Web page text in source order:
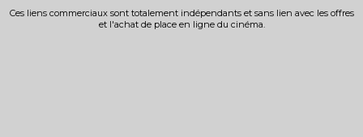
Ces liens commerciaux sont totalement indépendants et sans lien avec les offres
et l'achat de place en ligne du cinéma.